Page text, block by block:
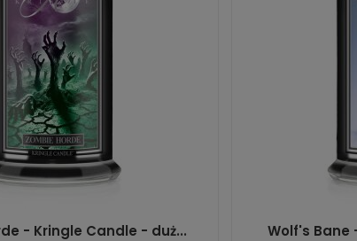
- Kringle Candle - duż... Wolf's Bane